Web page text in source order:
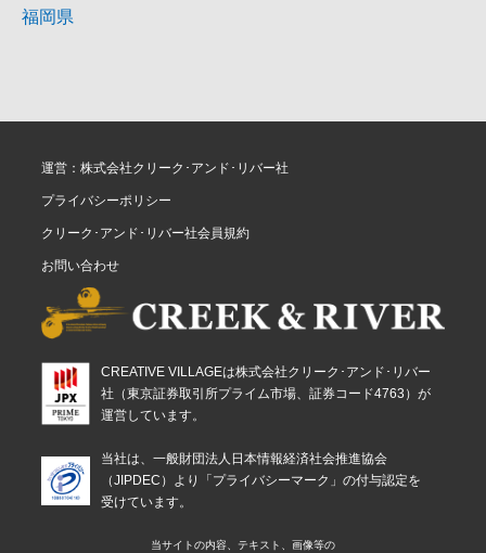
福岡県
運営：株式会社クリーク･アンド･リバー社
プライバシーポリシー
クリーク･アンド･リバー社会員規約
お問い合わせ
CREATIVE VILLAGEは株式会社クリーク･アンド･リバー
社（東京証券取引所プライム市場、証券コード4763）が
運営しています。
当社は、一般財団法人日本情報経済社会推進協会
（JIPDEC）より「プライバシーマーク」の付与認定を
受けています。
当サイトの内容、テキスト、画像等の